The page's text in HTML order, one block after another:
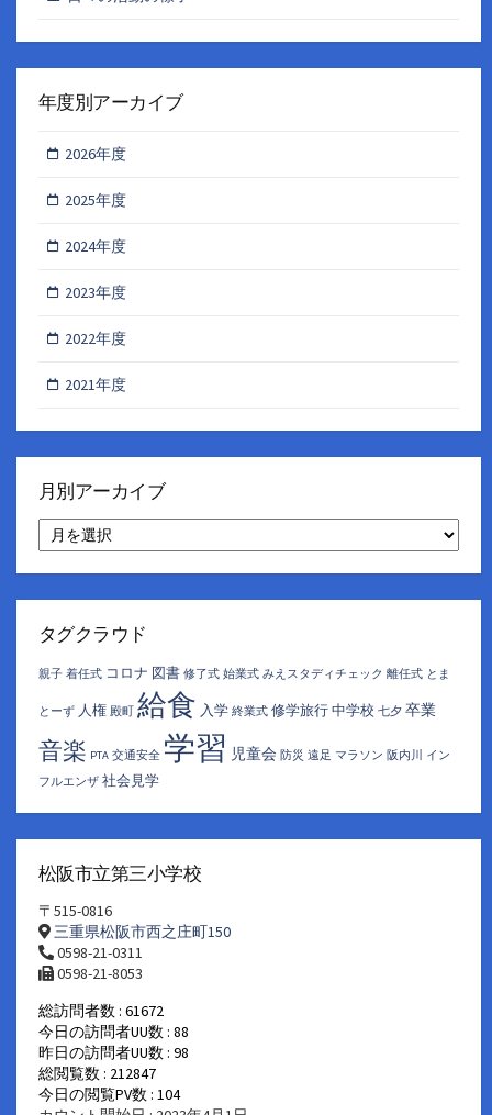
年度別アーカイブ
2026年度
2025年度
2024年度
2023年度
2022年度
2021年度
月別アーカイブ
別
ア
イ
タグクラウド
親子 着任式 コロナ 図書 修了式 始業式 みえスタディチェック 離任式 とま
とーず 人権 殿町 給食 入学 終業式 修学旅行 中学校 七夕 卒業
音楽 PTA 交通安全 学習 児童会 防災 遠足 マラソン 阪内川
イン
フルエンザ 社会見学
松阪市立第三小学校
〒515-0816
三重県松阪市西之庄町150
0598-21-0311
0598-21-8053
総訪問者数 : 61672
今日の訪問者UU数 : 88
昨日の訪問者UU数 : 98
総閲覧数 : 212847
今日の閲覧PV数 : 104